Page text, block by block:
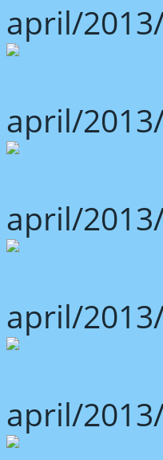
april/
april/
april/
april/
april/